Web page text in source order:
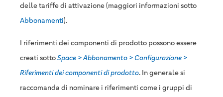
delle tariffe di attivazione (maggiori informazioni sotto
Abbonamenti).
I riferimenti dei componenti di prodotto possono essere
creati sottoSpace > Abbonamento > Configurazione >
Riferimenti dei componenti di prodotto. In generale si
raccomanda di nominare i riferimenti come i gruppi di